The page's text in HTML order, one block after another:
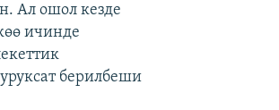
Ал ошол кезде
ичинде
берилбеши